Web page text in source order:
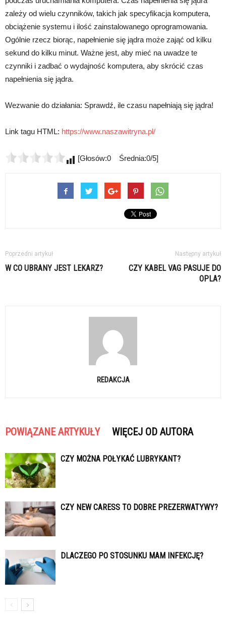
zależy od wielu czynników, takich jak specyfikacja komputera,
obciążenie systemu i ilość zainstalowanego oprogramowania.
Ogólnie rzecz biorąc, napełnienie się jądra może zająć od kilku
sekund do kilku minut. Ważne jest, aby mieć na uwadze te
czynniki i zadbać o wydajność komputera, aby skrócić czas
napełnienia się jądra.
Wezwanie do działania: Sprawdź, ile czasu napełniają się jądra!
Link tagu HTML: https://www.naszawitryna.pl/
[Głosów:0 Średnia:0/5]
Poprzedni artykuł
W CO UBRANY JEST LEKARZ?
Następny artykuł
CZY KABEL VAG PASUJE DO
OPLA?
REDAKCJA
POWIĄZANE ARTYKUŁY WIĘCEJ OD AUTORA
CZY MOŻNA POŁYKAĆ LUBRYKANT?
CZY NEW CARESS TO DOBRE PREZERWATYWY?
DLACZEGO PO STOSUNKU MAM INFEKCJĘ?